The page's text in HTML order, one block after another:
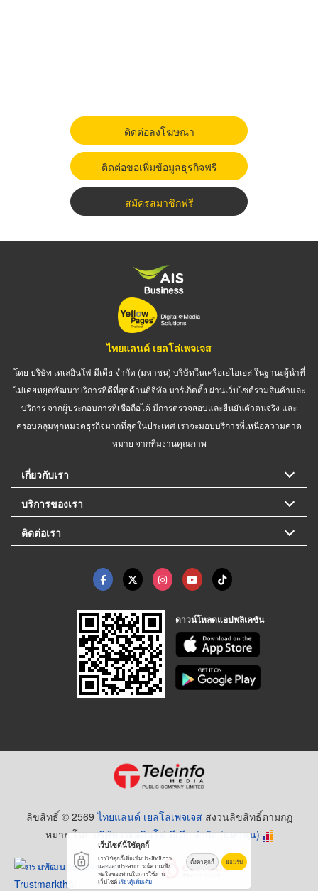
ติดต่อลงโฆษณา
ติดต่อขอเพิ่มข้อมูลธุรกิจฟรี
สมัครสมาชิกฟรี
ไทยแลนด์ เยลโล่เพจเจส
โดย บริษัท เทเลอินโฟ มีเดีย จำกัด (มหาชน) บริษัทในเครือเอไอเอส ในฐานะผู้นำที่
ไม่เคยหยุดพัฒนาบริการที่ดีที่สุดด้านดิจิทัล มาร์เก็ตติ้ง ผ่านเว็บไซต์รวมสินค้าและ
บริการ จากผู้ประกอบการที่เชื่อถือได้ มีการตรวจสอบและยืนยันตัวตนจริง และ
ครอบคลุมทุกหมวดธุรกิจมากที่สุดในประเทศ เราจะมอบบริการที่เหนือความคาด
หมาย จากทีมงานคุณภาพ
เกี่ยวกับเรา
บริการของเรา
ติดต่อเรา
ดาวน์โหลดแอปพลิเคชัน
ลิขสิทธิ์ © 2569ไทยแลนด์ เยลโล่เพจเจส สงวนลิขสิทธิ์ตามกฏ
หมาย โดยบริษัท เทเลอินโฟ มีเดีย จำกัด (มหาชน)
เว็บไซต์นี้ใช้คุกกี้
เราใช้คุกกี้เพื่อเพิ่มประสิทธิภาพ
และมอบประสบการณ์ความพึง
พอใจของท่านในการใช้งาน
เว็บไซต์เรียนรู้เพิ่มเติม
ตั้งค่าคุกกี้ ยอมรับ